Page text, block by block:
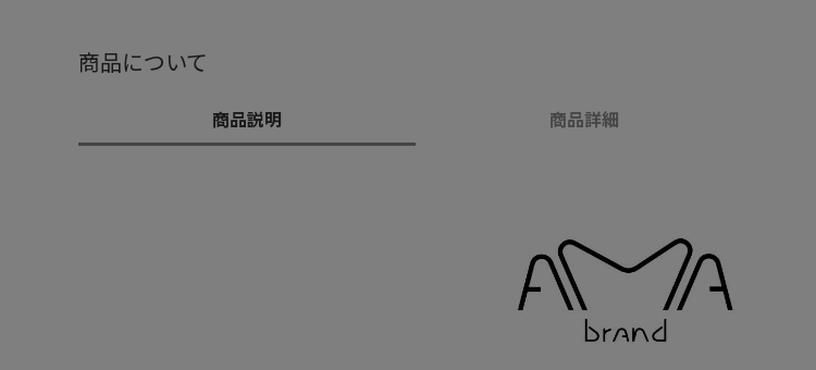
商品について
商品説明 商品詳細